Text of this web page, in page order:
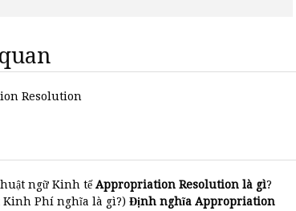
Resolution
ngữ Kinh tếAppropriation Resolution là gì?
Kinh Phí nghĩa là gì?) Định nghĩa Appropriation